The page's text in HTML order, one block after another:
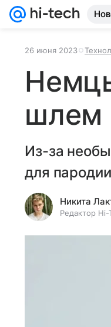
26 июня 2023
шлем
Из-за
для
Никита
Редактор Hi-